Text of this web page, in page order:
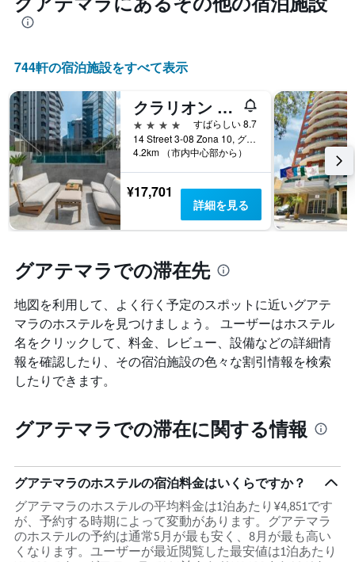
金
を
し
て
い
ま
す
表
の
1
は、
宿
ま
で
の
日
数
を
表
て
い
ま
す
表
の
Y
軸
1
は、
客
平
均
料
金
を
表
744​軒の宿泊施設をすべて表示
クラリオン スイーツ ガテマラ シティ
4つ星
すばらしい 8.7
14 Street 3-08 Zona 10, グアテマラ, グアテマラ
4.2km （市内中心部から）
¥17,701
詳細を見る
グアテマラでの滞在先
地図を利用して、よく行く予定のスポットに近いグアテ
マラのホステルを見つけましょう。 ユーザーはホステル
名をクリックして、料金、レビュー、設備などの詳細情
報を確認したり、その宿泊施設の色々な割引情報を検索
したりできます。
グアテマラでの滞在に関する情報
グアテマラのホステルの宿泊料金はいくらですか？
グアテマラのホステルの平均料金は1泊あたり¥4,851です
が、予約する時期によって変動があります。グアテマラ
のホステルの予約は通常5月が最も安く、8月が最も高い
くなります。ユーザーが最近閲覧した最安値は1泊あたり